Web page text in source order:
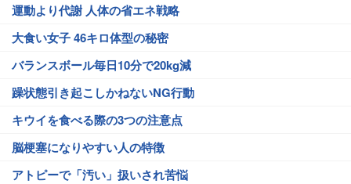
運動より代謝 人体の省エネ戦略
大食い女子 46キロ体型の秘密
バランスボール毎日10分で20kg減
躁状態引き起こしかねないNG行動
キウイを食べる際の3つの注意点
脳梗塞になりやすい人の特徴
アトピーで「汚い」扱いされ苦悩